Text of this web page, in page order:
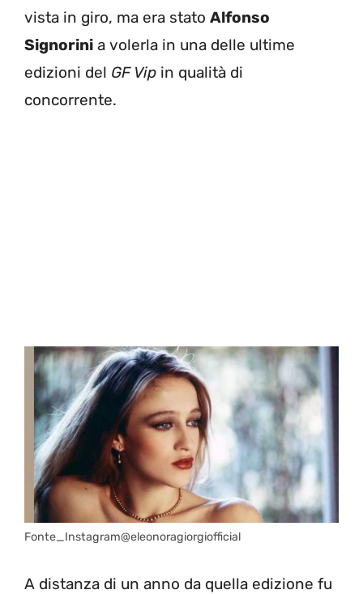
vista in giro, ma era stato Alfonso
Signorini a volerla in una delle ultime
edizioni del GF Vip in qualità di
concorrente.
Fonte_Instagram@eleonoragiorgiofficial
A distanza di un anno da quella edizione fu